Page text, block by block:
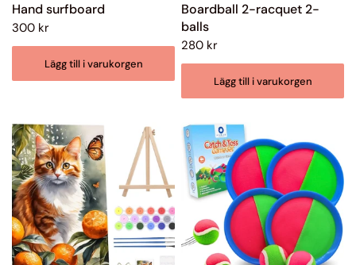
Hand surfboard
300 kr
Lägg till i varukorgen
Boardball 2-racquet 2-
balls
280 kr
Lägg till i varukorgen